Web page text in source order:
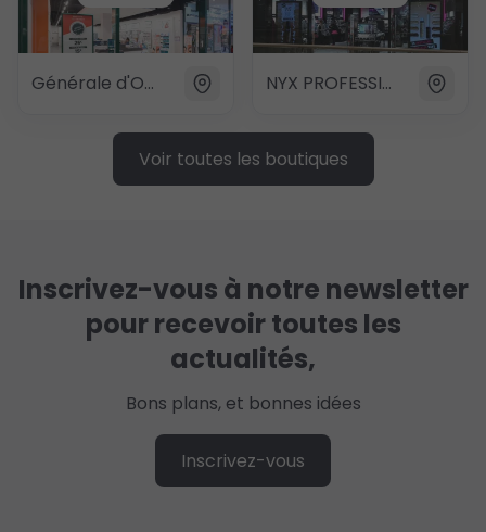
Générale d'Optique NYX PROFESSIONAL MAKEUP
Voir toutes les boutiques
Inscrivez-vous à notre newsletter
pour recevoir toutes les
actualités,
Bons plans, et bonnes idées
Inscrivez-vous